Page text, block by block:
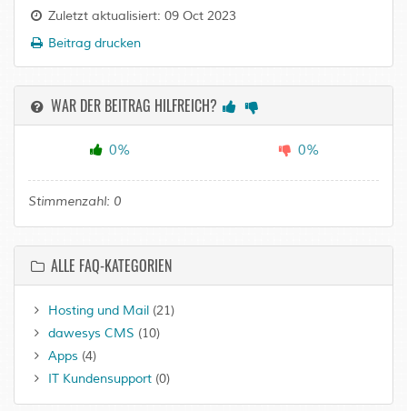
Zuletzt aktualisiert: 09 Oct 2023
Beitrag drucken
WAR DER BEITRAG HILFREICH?
0% 0%
Stimmenzahl: 0
ALLE FAQ-KATEGORIEN
Hosting und Mail (21)
dawesys CMS (10)
Apps (4)
IT Kundensupport (0)